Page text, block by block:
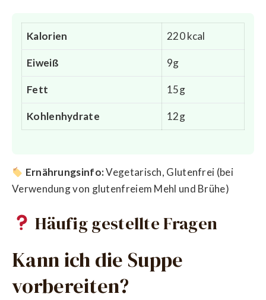
Kalorien 220 kcal
Eiweiß 9g
Fett 15g
Kohlenhydrate 12g
Ernährungsinfo:Vegetarisch, Glutenfrei (bei
Verwendung von glutenfreiem Mehl und Brühe)
Häufig gestellte Fragen
Kann ich die Suppe
vorbereiten?